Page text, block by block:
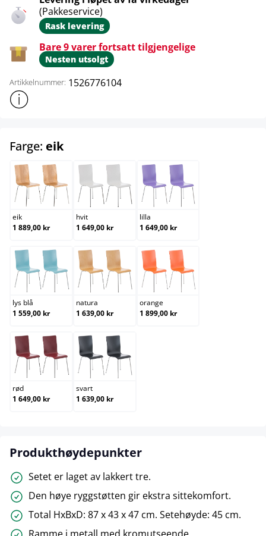
(Pakkeservice)
Rask levering
Bare 9 varer fortsatt tilgjengelige
Nesten utsolgt
Artikkelnummer: 1526776104
Vis mer produktinformasjon
Farge: eikselect
eik
eik
1 889,00 kr
hvit
hvit
1 649,00 kr
lilla
lilla
1 649,00 kr
lys blå
lys blå
1 559,00 kr
natura
natura
1 639,00 kr
orange
orange
1 899,00 kr
rød
rød
1 649,00 kr
svart
svart
1 639,00 kr
Produkthøydepunkter
Setet er laget av lakkert tre.
Den høye ryggstøtten gir ekstra sittekomfort.
Total HxBxD: 87 x 43 x 47 cm. Setehøyde: 45 cm.